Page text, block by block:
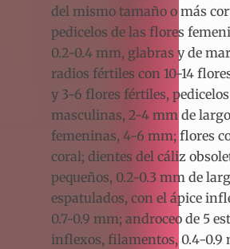
del mismo tamaño o más
pedicelos de las flores
0.2-0.4 mm, glabras y de
radios fértiles con 10-14
y 3-6 flores fértiles,
masculinas, 2-4 mm de
femeninas, 4-6 mm; flores
coral; dientes del cáliz
pequeños, 0.2-0.3 mm de
espatulados, con el ápice
0.7-0.9 mm; androceo de 5
inflexos, filamentos, 0.4-0.9